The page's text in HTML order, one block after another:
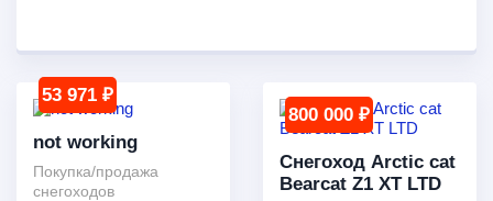
53 971 ₽
not working
Покупка/продажа
снегоходов
800 000 ₽
Снегоход Arctic cat
Bearcat Z1 XT LTD